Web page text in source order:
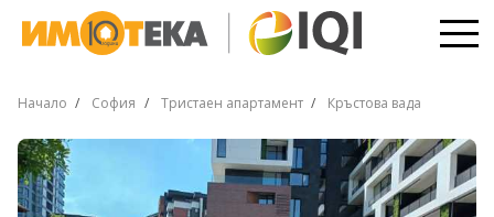
Начало София Тристаен апартамент Кръстова вада